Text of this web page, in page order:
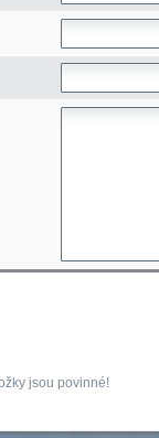
jsou povinné!